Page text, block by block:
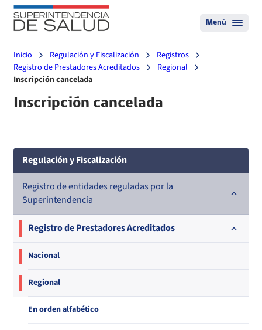
Menú
Inicio Regulación y Fiscalización
Registros
Registro de Prestadores Acreditados
Regional
Inscripción cancelada
Inscripción cancelada
Regulación y Fiscalización
Registro de entidades reguladas por la
Superintendencia
Registro de Prestadores Acreditados
Nacional
Regional
En orden alfabético